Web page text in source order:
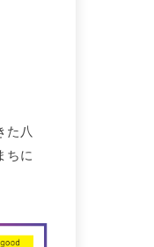
た八
ちに